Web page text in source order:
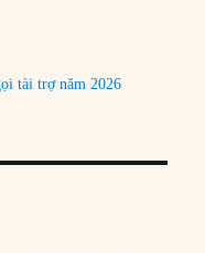
tài trợ năm 2026